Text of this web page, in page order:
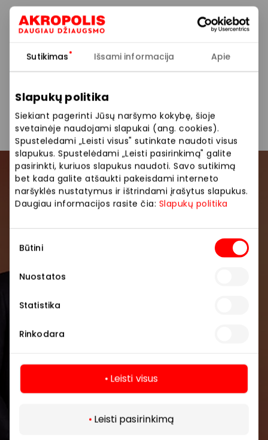
Sutikimas Išsami informacija Apie
Slapukų politika
Siekiant pagerinti Jūsų naršymo kokybę, šioje
svetainėje naudojami slapukai (ang. cookies).
Spustelėdami „Leisti visus" sutinkate naudoti visus
slapukus. Spustelėdami „Leisti pasirinkimą" galite
pasirinkti, kuriuos slapukus naudoti. Savo sutikimą
bet kada galite atšaukti pakeisdami interneto
naršyklės nustatymus ir ištrindami įrašytus slapukus.
Daugiau informacijos rasite čia: Slapukų politika
pasirinkimas
Būtini
Nuostatos
Statistika
Rinkodara
Leisti visus
Leisti pasirinkimą
📍 Taikos pr. 61, PC „Akropolis“, 2 a., Klaipėda
Dėkojame draugams „Gaidelis“ už gardžias dovanas!
👉Daugiau informacijos
Pasidalinti: Facebook LinkedIn
Prisijunkite prie mūsų
bendruomenės
Pirmieji sužinokite apie geriausius pasiūlymus,
renginius ir naujausią informaciją iš AKROPOLIS
Spustelėdamas „Prenumeruoti“ sutinki gauti
GROUP, UAB Tavo el. pašto duomenis tvarkys
naujienlaiškių siuntimo tikslu. Sutikimą galėsi bet
Daugiau